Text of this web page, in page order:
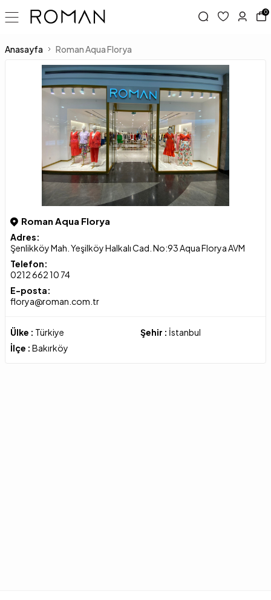
0
Anasayfa Roman Aqua Florya
Roman Aqua Florya
Adres:
Şenlikköy Mah. Yeşilköy Halkalı Cad. No:93 Aqua Florya AVM
Telefon:
0212 662 10 74
E-posta:
florya@roman.com.tr
Ülke : Türkiye Şehir : İstanbul
İlçe : Bakırköy